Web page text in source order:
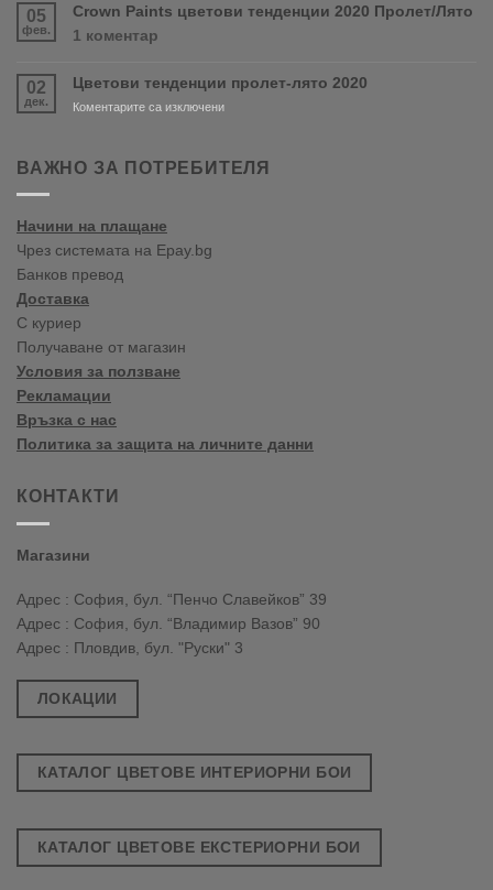
PURDY!
05
фев.
Crown Paints цветови тенденции 2020 Пролет/Лято
1 коментар
цветови
тенденции
Лято
02
дек.
Цветови тенденции пролет-лято 2020
Коментарите са изключениза
пролет-
ВАЖНО ЗА ПОТРЕБИТЕЛЯ
Начини на плащане
Чрез системата на Epay.bg
Банков превод
Доставка
С куриер
Получаване от магазин
Условия за ползване
Рекламации
Връзка с нас
Политика за защита на личните данни
КОНТАКТИ
Магазини
Адрес : София, бул. “Пенчо Славейков” 39
Адрес : София, бул. “Владимир Вазов” 90
Адрес : Пловдив, бул. "Руски" 3
ЛОКАЦИИ
КАТАЛОГ ЦВЕТОВЕ ИНТЕРИОРНИ БОИ
КАТАЛОГ ЦВЕТОВЕ ЕКСТЕРИОРНИ БОИ